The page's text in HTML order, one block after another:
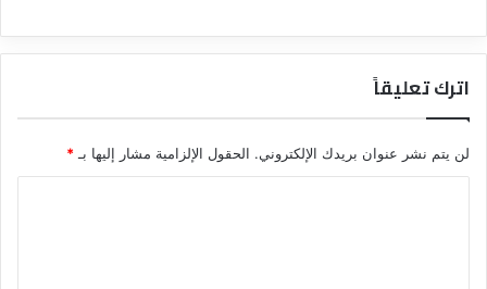
اترك تعليقاً
لن يتم نشر عنوان بريدك الإلكتروني. الحقول الإلزامية مشار إليها بـ*